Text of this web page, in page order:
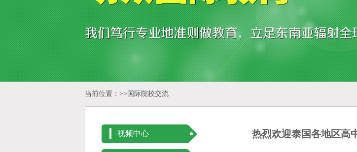
当前位置：>> 国际院校交流
视频中心 热烈欢迎泰国各地区高